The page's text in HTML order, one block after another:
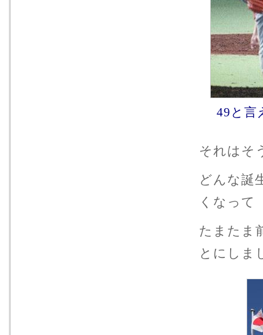
49と言
それはそ
どんな誕
くなって
たまたま
とにしま